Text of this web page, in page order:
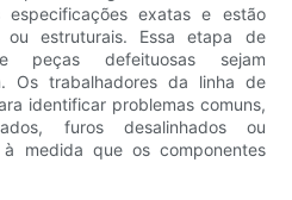
especificações exatas e estão
estruturais. Essa etapa de
peças defeituosas sejam
Os trabalhadores da linha de
identificar problemas comuns,
furos desalinhados ou
medida que os componentes